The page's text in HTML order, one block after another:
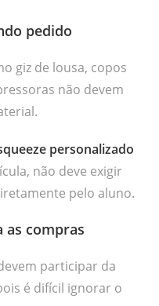
pedido
giz de lousa, copos
não devem
personalizado
não deve exigir
pelo aluno.
as compras
participar da
é difícil ignorar o